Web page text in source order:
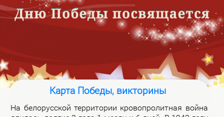
Карта Победы, викторины
На бе­ло­рус­ской тер­ри­то­рии кро­во­про­лит­ная вой­на